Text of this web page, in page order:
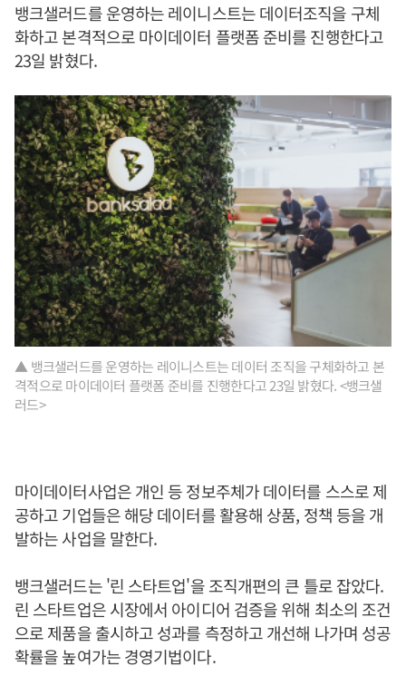
뱅크샐러드를 운영하는 레이니스트는 데이터조직을 구체
화하고 본격적으로 마이데이터 플랫폼 준비를 진행한다고
23일 밝혔다.
▲ 뱅크샐러드를 운영하는 레이니스트는 데이터 조직을 구체화하고 본
격적으로 마이데이터 플랫폼 준비를 진행한다고 23일 밝혔다. <뱅크샐
러드>
마이데이터사업은 개인 등 정보주체가 데이터를 스스로 제
공하고 기업들은 해당 데이터를 활용해 상품, 정책 등을 개
발하는 사업을 말한다.
뱅크샐러드는 '린 스타트업'을 조직개편의 큰 틀로 잡았다.
린 스타트업은 시장에서 아이디어 검증을 위해 최소의 조건
으로 제품을 출시하고 성과를 측정하고 개선해 나가며 성공
확률을 높여가는 경영기법이다.